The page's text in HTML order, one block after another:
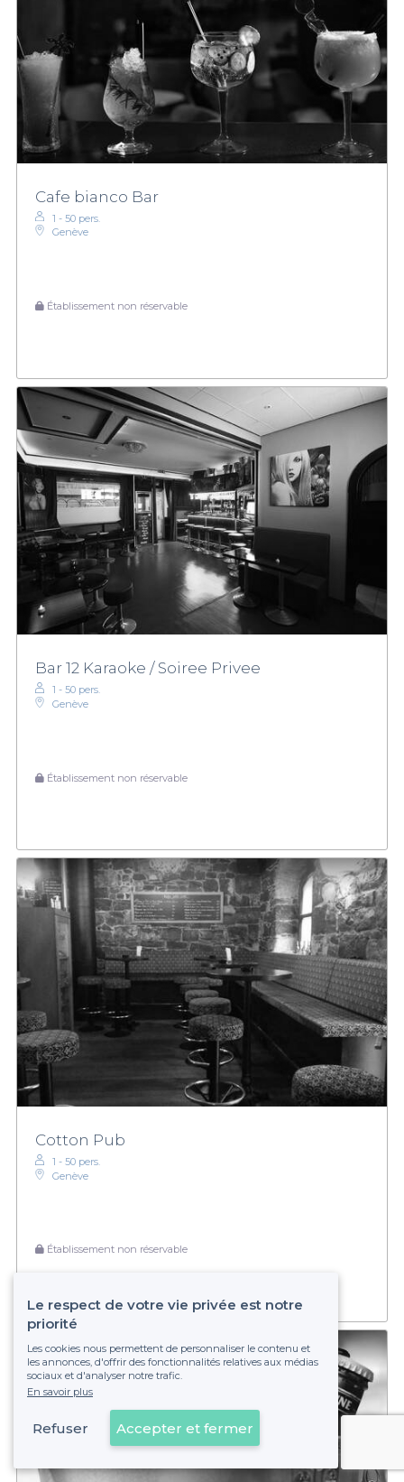
Cafe bianco Bar
1 - 50 pers.
Genève
Établissement non réservable
Bar 12 Karaoke / Soiree Privee
1 - 50 pers.
Genève
Établissement non réservable
Cotton Pub
1 - 50 pers.
Genève
Établissement non réservable
Voir sur la carte
Le respect de votre vie privée est notre
priorité
Les cookies nous permettent de personnaliser le contenu et
les annonces, d'offrir des fonctionnalités relatives aux médias
sociaux et d'analyser notre trafic.
En savoir plus
Refuser Accepter et fermer